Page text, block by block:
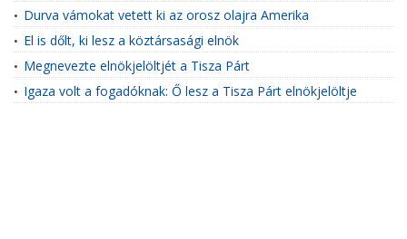
• Durva vámokat vetett ki az orosz olajra Amerika
• El is dőlt, ki lesz a köztársasági elnök
• Megnevezte elnökjelöltjét a Tisza Párt
• Igaza volt a fogadóknak: Ő lesz a Tisza Párt elnökjelöltje